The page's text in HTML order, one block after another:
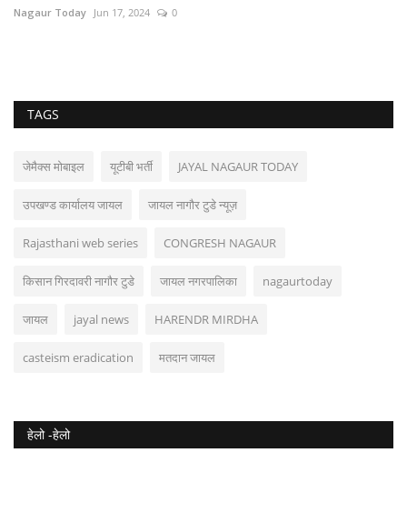
Nagaur Today Jun 17, 2024 0
TAGS
जेमैक्स मोबाइल यूटीबी भर्ती JAYAL NAGAUR TODAY
उपखण्ड कार्यालय जायल जायल नागौर टुडे न्यूज़
Rajasthani web series CONGRESH NAGAUR
किसान गिरदावरी नागौर टुडे जायल नगरपालिका nagaurtoday
जायल jayal news HARENDR MIRDHA
casteism eradication मतदान जायल
हेलो -हेलो